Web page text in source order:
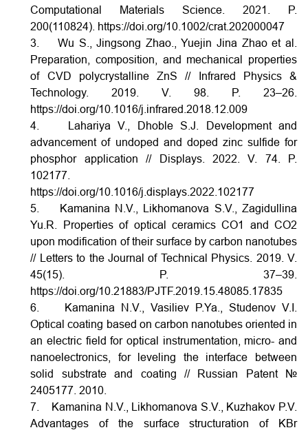
Computational Materials Science. 2021. P.
200(110824). https://doi.org/10.1002/crat.202000047
3. Wu S., Jingsong Zhao., Yuejin Jina Zhao et al.
Preparation, composition, and mechanical properties
of CVD polycrystalline ZnS // Infrared Physics &
Technology. 2019. V. 98. P. 23–26.
https://doi.org/10.1016/j.infrared.2018.12.009
4. Lahariya V., Dhoble S.J. Development and
advancement of undoped and doped zinc sulfide for
phosphor application // Displays. 2022. V. 74. P.
102177.
https://doi.org/10.1016/j.displays.2022.102177
5.
Kamanina N.V., Likhomanova S.V., Zagidullina
Yu.R. Properties of optical ceramics CO1 and CO2
upon modification of their surface by carbon nanotubes
// Letters to the Journal of Technical Physics. 2019. V.
45(15). P. 37–39.
https://doi.org/10.21883/PJTF.2019.15.48085.17835
6. Kamanina N.V., Vasiliev P.Ya., Studenov V.I.
Optical coating based on carbon nanotubes oriented in
an electric field for optical instrumentation, micro- and
nanoelectronics, for leveling the interface between
solid substrate and coating // Russian Patent №
2405177. 2010.
7. Kamanina N.V., Likhomanova S.V., Kuzhakov P.V.
Advantages of the surface structuration of KBr